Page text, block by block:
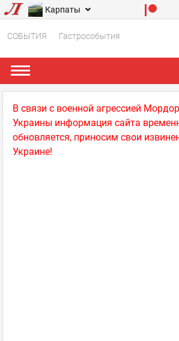
Карпаты
СОБЫТИЯ Гастрособытия
В связи с военной агрессией
Украины информация сайта
обновляется, приносим свои
Украине!